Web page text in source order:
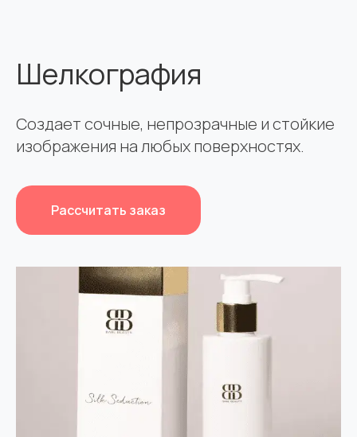
Шелкография
Создает сочные, непрозрачные и стойкие
изображения на любых поверхностях.
Рассчитать заказ